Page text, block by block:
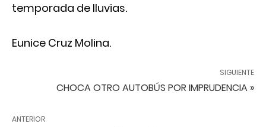
temporada de lluvias.
Eunice Cruz Molina.
SIGUIENTE
CHOCA OTRO AUTOBÚS POR IMPRUDENCIA »
ANTERIOR